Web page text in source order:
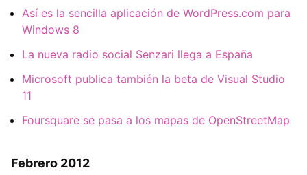
Así es la sencilla aplicación de WordPress.com para
Windows 8
La nueva radio social Senzari llega a España
Microsoft publica también la beta de Visual Studio
11
Foursquare se pasa a los mapas de OpenStreetMap
Febrero 2012